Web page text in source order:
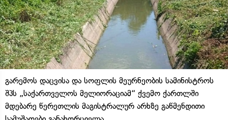
გარემოს დაცვისა და სოფლის მეურნეობის სამინისტროს
შპს „საქართველოს მელიორაციამ“ ქვემო ქართლში
მდებარე წერეთლის მაგისტრალურ არხზე გაწმენდითი